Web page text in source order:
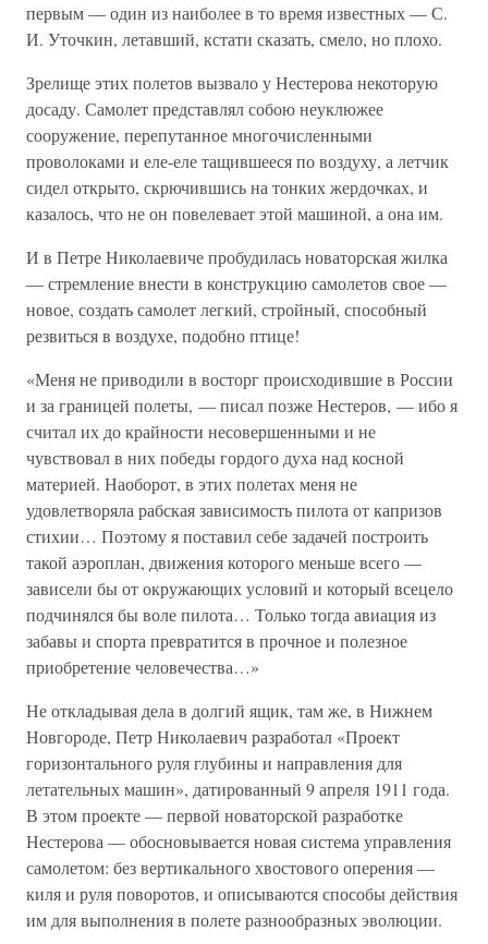
первым — один из наиболее в то время известных — С.
И. Уточкин, летавший, кстати сказать, смело, но плохо.
Зрелище этих полетов вызвало у Нестерова некоторую
досаду. Самолет представлял собою неуклюжее
сооружение, перепутанное многочисленными
проволоками и еле-еле тащившееся по воздуху, а летчик
сидел открыто, скрючившись на тонких жердочках, и
казалось, что не он повелевает этой машиной, а она им.
И в Петре Николаевиче пробудилась новаторская жилка
— стремление внести в конструкцию самолетов свое —
новое, создать самолет легкий, стройный, способный
резвиться в воздухе, подобно птице!
«Меня не приводили в восторг происходившие в России
и за границей полеты, — писал позже Нестеров, — ибо я
считал их до крайности несовершенными и не
чувствовал в них победы гордого духа над косной
материей. Наоборот, в этих полетах меня не
удовлетворяла рабская зависимость пилота от капризов
стихии… Поэтому я поставил себе задачей построить
такой аэроплан, движения которого меньше всего —
зависели бы от окружающих условий и который всецело
подчинялся бы воле пилота… Только тогда авиация из
забавы и спорта превратится в прочное и полезное
приобретение человечества…»
Не откладывая дела в долгий ящик, там же, в Нижнем
Новгороде, Петр Николаевич разработал «Проект
горизонтального руля глубины и направления для
летательных машин», датированный 9 апреля 1911 года.
В этом проекте — первой новаторской разработке
Нестерова — обосновывается новая система управления
самолетом: без вертикального хвостового оперения —
киля и руля поворотов, и описываются способы действия
им для выполнения в полете разнообразных эволюции.